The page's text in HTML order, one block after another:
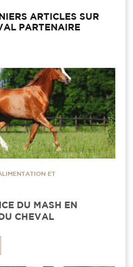
ARTICLES SUR
PARTENAIRE
ET
DU MASH EN
CHEVAL